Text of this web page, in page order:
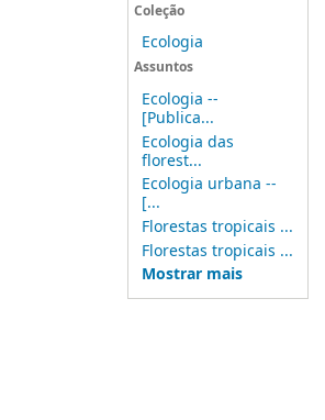
Coleção
Ecologia
Assuntos
Ecologia --
[Publica...
Ecologia das
florest...
Ecologia urbana --
[...
Florestas tropicais ...
Florestas tropicais ...
Mostrar mais